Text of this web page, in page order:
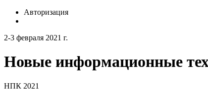
Авторизация
2-3 февраля 2021 г.
Новые информационные
НПК 2021